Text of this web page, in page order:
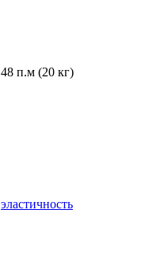
48 п.м (20 кг)
эластичность